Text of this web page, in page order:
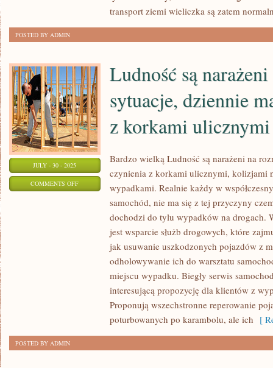
DOMOWNIKÓW
POLSKI
MIEJSCE
ZAMIESZKANIA
transport ziemi wieliczka są zatem
POSTED BY ADMIN
JULY - 30 - 2025
COMMENTS OFFON
CZYNIENIA
Z
Ludność są
sytuacje, dziennie
z korkami ulicznymi
Bardzo wielką Ludność są narażeni na
czynienia z korkami ulicznymi, kolizjami
wypadkami. Realnie każdy w
samochód, nie ma się z tej przyczyny
dochodzi do tylu wypadków na drogach.
jest wsparcie służb drogowych, które
jak usuwanie uszkodzonych pojazdów z
odholowywanie ich do warsztatu
miejscu wypadku. Biegły serwis
interesującą propozycję dla klientów z
Proponują wszechstronne reperowanie
poturbowanych po karambolu, ale ich [
POSTED BY ADMIN